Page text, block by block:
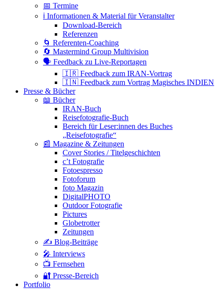
📅 Termine
ℹ️ Informationen & Material für Veranstalter
Download-Bereich
Referenzen
🌀 Referenten-Coaching
🔄 Mastermind Group Multivision
🗣 Feedback zu Live-Reportagen
🇮🇷 Feedback zum IRAN-Vortrag
🇮🇳 Feedback zum Vortrag Magisches INDIEN
Presse & Bücher
📖 Bücher
IRAN-Buch
Reisefotografie-Buch
Bereich für Leser:innen des Buches
„Reisefotografie“
📰 Magazine & Zeitungen
Cover Stories / Titelgeschichten
c’t Fotografie
Fotoespresso
Fotoforum
foto Magazin
DigitalPHOTO
Outdoor Fotografie
Pictures
Globetrotter
Zeitungen
✍️ Blog-Beiträge
🎤 Interviews
📺 Fernsehen
🔐 Presse-Bereich
Portfolio